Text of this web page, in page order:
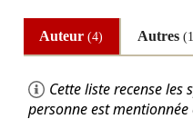
Auteur(4) Autres
Cette liste recense les
personne est